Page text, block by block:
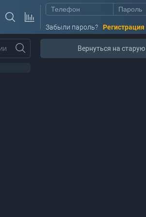
Забыли пароль? Регистрация
Вернуться на